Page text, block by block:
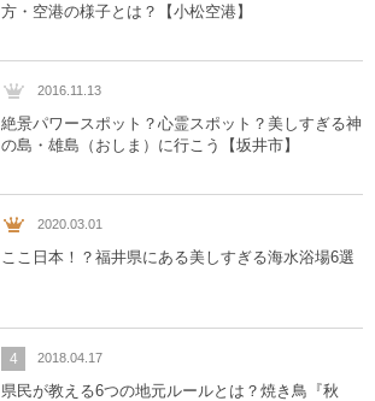
方・空港の様子とは？【小松空港】
2016.11.13
絶景パワースポット？心霊スポット？美しすぎる神
の島・雄島（おしま）に行こう【坂井市】
2020.03.01
ここ日本！？福井県にある美しすぎる海水浴場6選
4 2018.04.17
県民が教える6つの地元ルールとは？焼き鳥『秋